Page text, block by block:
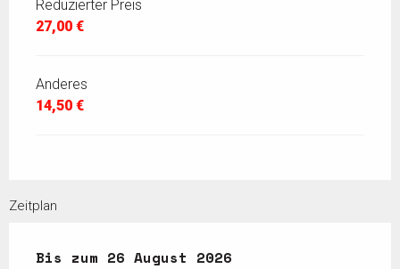
Reduzierter Preis
27,00 €
Anderes
14,50 €
Zeitplan
vom 28 Juli 2026 bis zum
Bis zum 26 August 2026